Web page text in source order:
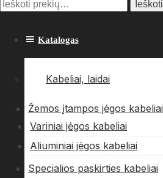
Ieškoti: Ieškoti
Katalogas
Kabeliai, laidai
Žemos įtampos jėgos kabeliai
Variniai jėgos kabeliai
Aliuminiai jėgos kabeliai
Specialios paskirties kabeliai